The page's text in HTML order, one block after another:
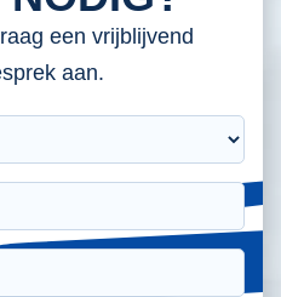
een vrijblijvend
aan.